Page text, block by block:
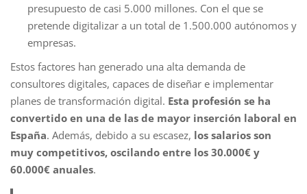
presupuesto de casi 5.000 millones. Con el que se
pretende digitalizar a un total de 1.500.000 autónomos y
empresas.
Estos factores han generado una alta demanda de
consultores digitales, capaces de diseñar e implementar
planes de transformación digital. Esta profesión se ha
convertido en una de las de mayor inserción laboral en
España. Además, debido a su escasez, los salarios son
muy competitivos, oscilando entre los 30.000€ y
60.000€ anuales.